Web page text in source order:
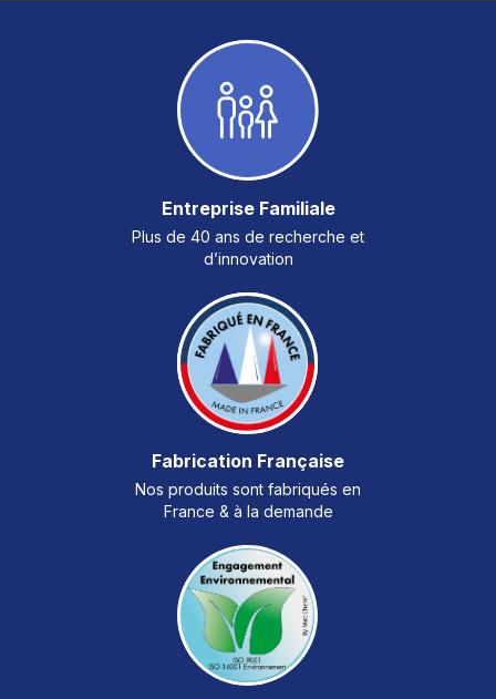
Entreprise Familiale
Plus de 40 ans de recherche et
d’innovation
Fabrication Française
Nos produits sont fabriqués en
France & à la demande